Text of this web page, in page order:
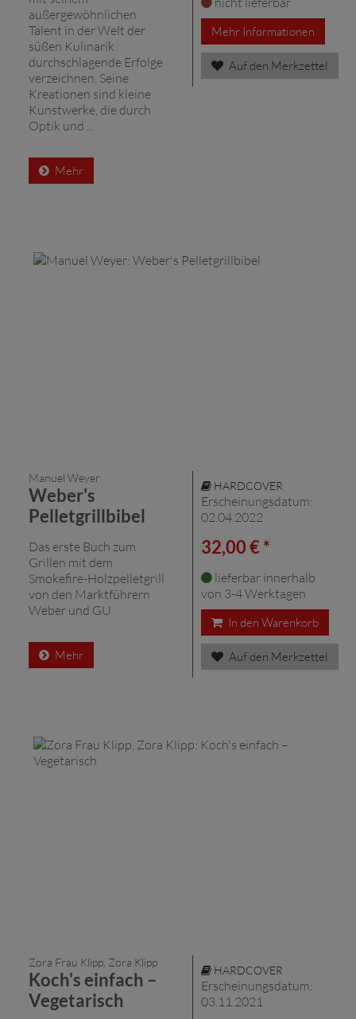
außergewöhnlichen
Talent in der Welt der
süßen Kulinarik
durchschlagende Erfolge
verzeichnen. Seine
Kreationen sind kleine
Kunstwerke, die durch
Optik und ...
Mehr
Mehr Informationen
Auf den Merkzettel
Manuel Weyer
Weber's
Pelletgrillbibel
Das erste Buch zum
Grillen mit dem
Smokefire-Holzpelletgrill
von den Marktführern
Weber und GU
Mehr
HARDCOVER
Erscheinungsdatum:
02.04.2022
32,00 € *
lieferbar innerhalb
von 3-4 Werktagen
In den Warenkorb
Auf den Merkzettel
Zora Frau Klipp, Zora Klipp
Koch's einfach –
Vegetarisch
HARDCOVER
Erscheinungsdatum:
03.11.2021